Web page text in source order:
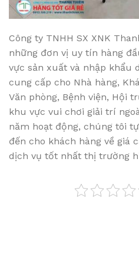
Công ty TNHH SX XNK
những đơn vị uy tín hàng
vực sản xuất và nhập khẩu
cung cấp cho Nhà hàng,
Văn phòng, Bệnh viện, Hội
khu vực vui chơi giải trí
năm hoạt động, chúng tôi
đến cho khách hàng về giá
dịch vụ tốt nhất thị trường